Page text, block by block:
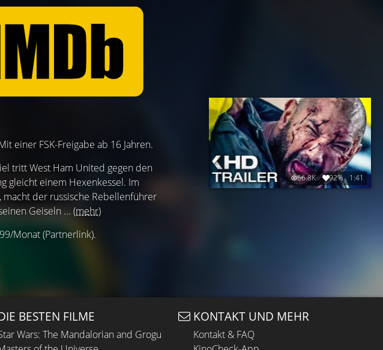
einer FSK-Freigabe ab 16 Jahren.
Monat (Partnerlink).
tritt West Ham United gegen den
gleicht einem Hexenkessel. Im
der russische Rebellenführer
Geiseln ... (mehr)
66.8K 92% 1:41
BESTEN FILME
Wars: The Mandalorian and Grogu
KONTAKT UND MEHR
Kontakt & FAQ